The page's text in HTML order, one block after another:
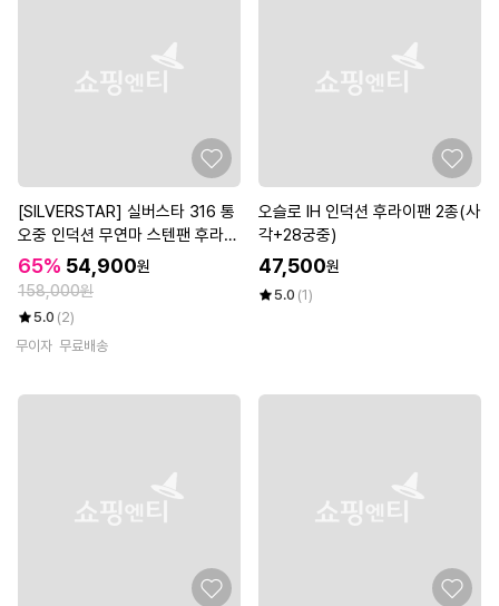
[SILVERSTAR] 실버스타 316 통
오중 인덕션 무연마 스텐팬 후라이
팬 28cm
65% 54,900원
158,000원
5.0 (2)
무이자 무료배송
오슬로 IH 인덕션 후라이팬 2종(사
각+28궁중)
47,500원
5.0 (1)